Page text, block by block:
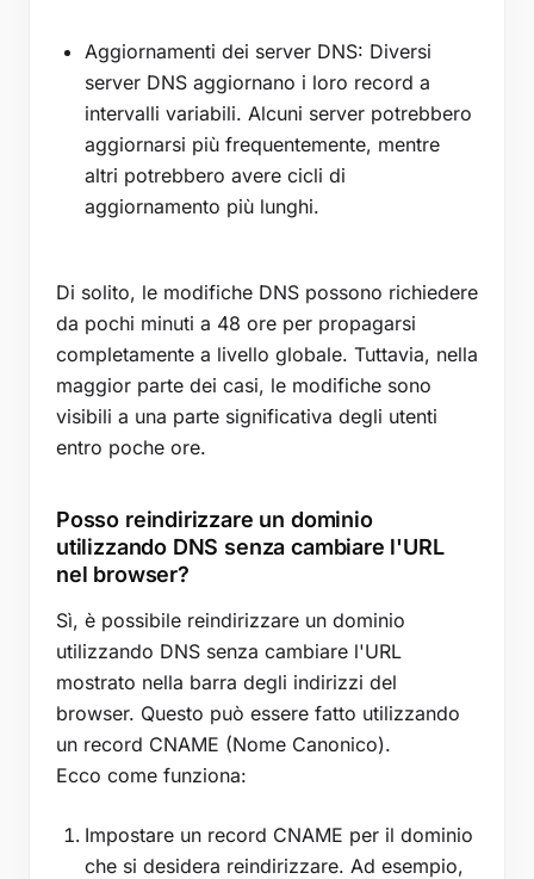
Aggiornamenti dei server DNS: Diversi
server DNS aggiornano i loro record a
intervalli variabili. Alcuni server potrebbero
aggiornarsi più frequentemente, mentre
altri potrebbero avere cicli di
aggiornamento più lunghi.
Di solito, le modifiche DNS possono richiedere
da pochi minuti a 48 ore per propagarsi
completamente a livello globale. Tuttavia, nella
maggior parte dei casi, le modifiche sono
visibili a una parte significativa degli utenti
entro poche ore.
Posso reindirizzare un dominio
utilizzando DNS senza cambiare l'URL
nel browser?
Sì, è possibile reindirizzare un dominio
utilizzando DNS senza cambiare l'URL
mostrato nella barra degli indirizzi del
browser. Questo può essere fatto utilizzando
un record CNAME (Nome Canonico).
Ecco come funziona:
Impostare un record CNAME per il dominio
che si desidera reindirizzare. Ad esempio,